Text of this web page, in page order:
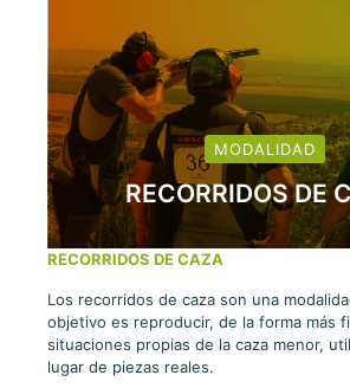
MODALIDAD
RECORRIDOS DE
RECORRIDOS DE CAZA
Los recorridos de caza son una
objetivo es reproducir, de la forma más
situaciones propias de la caza menor,
lugar de piezas reales.